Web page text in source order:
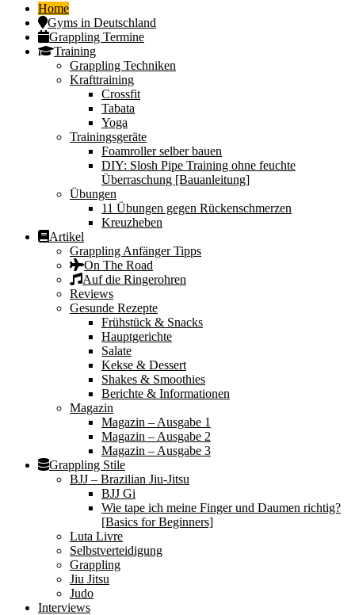
Home
Gyms in Deutschland
Grappling Termine
Training
Grappling Techniken
Krafttraining
Crossfit
Tabata
Yoga
Trainingsgeräte
Foamroller selber bauen
DIY: Slosh Pipe Training ohne feuchte
Überraschung [Bauanleitung]
Übungen
11 Übungen gegen Rückenschmerzen
Kreuzheben
Artikel
Grappling Anfänger Tipps
On The Road
Auf die Ringerohren
Reviews
Gesunde Rezepte
Frühstück & Snacks
Hauptgerichte
Salate
Kekse & Dessert
Shakes & Smoothies
Berichte & Informationen
Magazin
Magazin – Ausgabe 1
Magazin – Ausgabe 2
Magazin – Ausgabe 3
Grappling Stile
BJJ – Brazilian Jiu-Jitsu
BJJ Gi
Wie tape ich meine Finger und Daumen richtig?
[Basics for Beginners]
Luta Livre
Selbstverteidigung
Grappling
Jiu Jitsu
Judo
Interviews